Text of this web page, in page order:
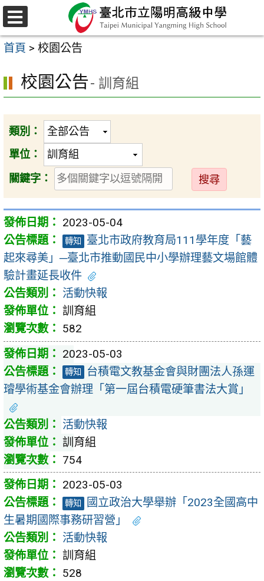
跳
至
主
內
容
區
選
單
首頁 > 校園公告
校園公告- 訓育組
類別：
單位：
關鍵字：
送
出
2023-05-04
轉知
臺北市政府教育局111學年度「藝
起來尋美」─臺北市推動國民中小學辦理藝文場館體
驗計畫延長收件
活動快報
訓育組
582
2023-05-03
轉知
台積電文教基金會與財團法人孫運
璿學術基金會辦理「第一屆台積電硬筆書法大賞」
活動快報
訓育組
754
2023-05-03
轉知
國立政治大學舉辦「2023全國高中
生暑期國際事務研習營」
活動快報
訓育組
528